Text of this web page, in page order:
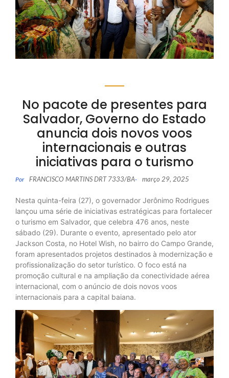
No pacote de presentes para
Salvador, Governo do Estado
anuncia dois novos voos
internacionais e outras
iniciativas para o turismo
Por FRANCISCO MARTINS DRT 7333/BA- março 29, 2025
Nesta quinta-feira (27), o governador Jerônimo Rodrigues
lançou uma série de iniciativas estratégicas para fortalecer
o turismo em Salvador, que celebra 476 anos, neste
sábado (29). Durante o evento, apresentado pelo ator
Jackson Costa, no Hotel Wish, no bairro do Campo Grande,
foram apresentados projetos destinados à modernização e
profissionalização do setor turístico. O foco está na
promoção cultural e na ampliação da conectividade aérea
internacional, com o anúncio de dois novos voos
internacionais para a capital baiana.